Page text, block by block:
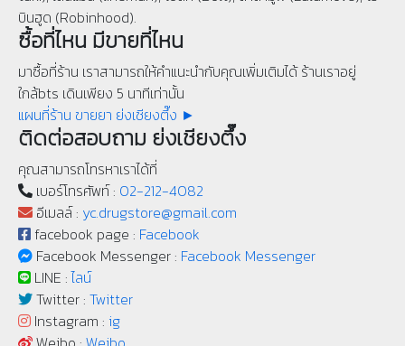
บินฮูด (Robinhood).
ซื้อที่ไหน มีขายที่ไหน
มาซื้อที่ร้าน เราสามารถให้คำแนะนำกับคุณเพิ่มเติมได้ ร้านเราอยู่
ใกล้bts เดินเพียง 5 นาทีเท่านั้น
แผนที่ร้าน ขายยา ย่งเชียงตึ๊ง ►
ติดต่อสอบถาม ย่งเชียงตึ๊ง
คุณสามารถโทรหาเราได้ที่
เบอร์โทรศัพท์ : 02-212-4082
อีเมลล์ : yc.drugstore@gmail.com
facebook page : Facebook
Facebook Messenger : Facebook Messenger
LINE :ไลน์
Twitter : Twitter
Instagram : ig